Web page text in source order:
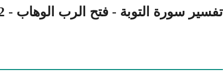
تفسير سورة التوبة - فتح الرب الوهاب - 42